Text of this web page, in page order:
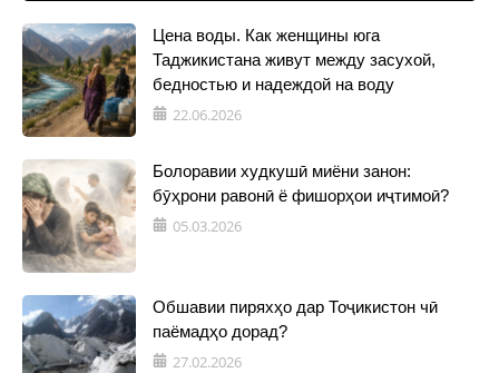
Цена воды. Как женщины юга
Таджикистана живут между засухой,
бедностью и надеждой на воду
22.06.2026
Болоравии худкушӣ миёни занон:
бӯҳрони равонӣ ё фишорҳои иҷтимоӣ?
05.03.2026
Обшавии пиряхҳо дар Тоҷикистон чӣ
паёмадҳо дорад?
27.02.2026